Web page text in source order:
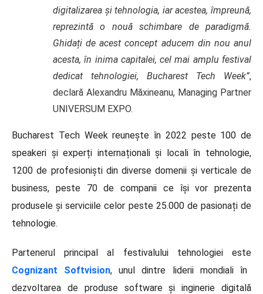
digitalizarea și tehnologia, iar acestea, împreună,
reprezintă o nouă schimbare de paradigmă.
Ghidați de acest concept aducem din nou anul
acesta, în inima capitalei, cel mai amplu festival
dedicat tehnologiei, Bucharest Tech Week”,
declară Alexandru Măxineanu, Managing Partner
UNIVERSUM EXPO.
Bucharest Tech Week reunește în 2022 peste 100 de
speakeri și experți internaționali și locali în tehnologie,
1200 de profesioniști din diverse domenii și verticale de
business, peste 70 de companii ce își vor prezenta
produsele și serviciile celor peste 25.000 de pasionați de
tehnologie.
Partenerul principal al festivalului tehnologiei este
Cognizant Softvision, unul dintre liderii mondiali în
dezvoltarea de produse software și inginerie digitală